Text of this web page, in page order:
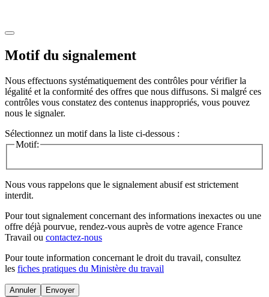
Motif du signalement
Nous effectuons systématiquement des contrôles pour vérifier la
légalité et la conformité des offres que nous diffusons. Si malgré ces
contrôles vous constatez des contenus inappropriés, vous pouvez
nous le signaler.
Sélectionnez un motif dans la liste ci-dessous :
Motif:
Nous vous rappelons que le signalement abusif est strictement
interdit.
Pour tout signalement concernant des informations inexactes ou une
offre déjà pourvue, rendez-vous auprès de votre agence France
Travail ou contactez-nous
Pour toute information concernant le droit du travail, consultez
les fiches pratiques du Ministère du travail
Annuler